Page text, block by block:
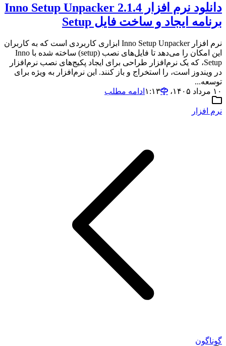
دانلود نرم افزار Inno Setup Unpacker 2.1.4
برنامه ایجاد و ساخت فایل Setup
نرم افزار Inno Setup Unpacker ابزاری کاربردی است که به کاربران
این امکان را می‌دهد تا فایل‌های نصب (setup) ساخته شده با Inno
Setup، که یک نرم‌افزار طراحی برای ایجاد پکیج‌های نصب نرم‌افزار
در ویندوز است، را استخراج و باز کنند. این نرم‌افزار به ویژه برای
توسعه‌...
۱۰ مرداد ۱۴۰۵،‏ ۱:۱۳
ادامه مطلب
نرم افزار
گوناگون